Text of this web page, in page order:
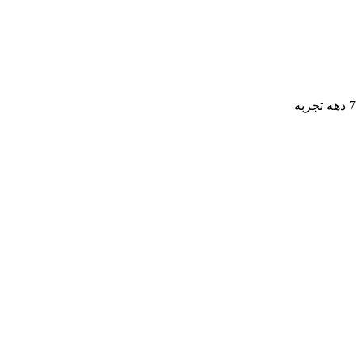
7 دهه تجربه